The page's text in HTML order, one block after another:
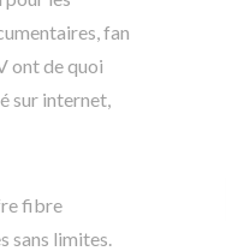
fan
ont de quoi
sur internet,
fibre
sans limites.